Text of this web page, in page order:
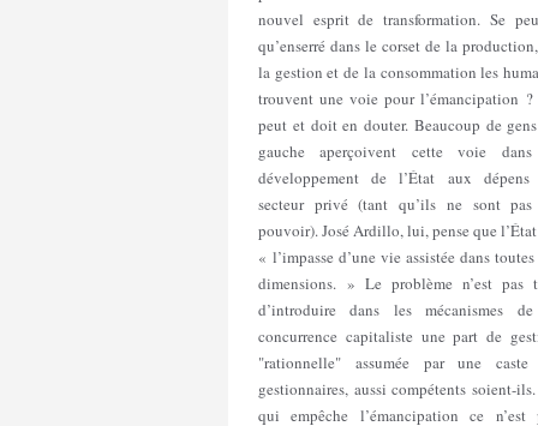
nouvel esprit de transformation. Se
qu’enserré dans le corset de la
la gestion et de la consommation les
trouvent une voie pour l’émancipation ?
peut et doit en douter. Beaucoup de
gauche aperçoivent cette voie
développement de l’État aux
secteur privé (tant qu’ils ne sont
pouvoir). José Ardillo, lui, pense que
« l’impasse d’une vie assistée dans toutes
dimensions. » Le problème n’est pas
d’introduire dans les mécanismes
concurrence capitaliste une part de
"rationnelle" assumée par une
gestionnaires, aussi compétents soient-
qui empêche l’émancipation ce n’est